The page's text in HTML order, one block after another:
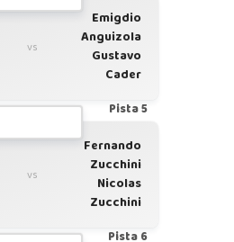
vs
Emigdio
Anguizola
Gustavo
Cader
Pista 5
vs
Fernando
Zucchini
Nicolas
Zucchini
Pista 6